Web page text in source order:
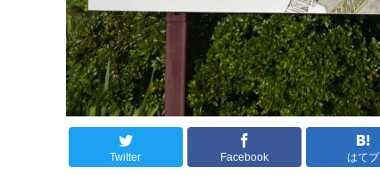
Twitter Facebook はてブ